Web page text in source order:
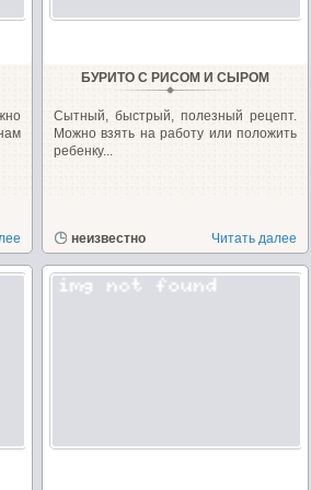
БУРИТО С РИСОМ И СЫРОМ
Сытный, быстрый, полезный рецепт.
Можно взять на работу или положить
ребенку...
неизвестно Читать далее